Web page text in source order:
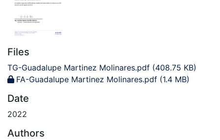
Files
TG-Guadalupe Martinez Molinares.pdf (408.75 KB)
FA-Guadalupe Martinez Molinares.pdf (1.4 MB)
Date
2022
Authors